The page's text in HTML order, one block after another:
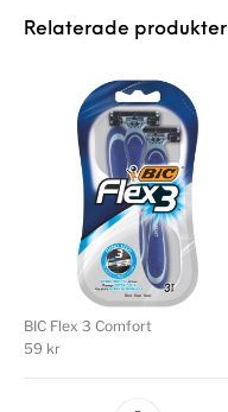
Relaterade produkter
BIC Flex 3 Comfort
59 kr